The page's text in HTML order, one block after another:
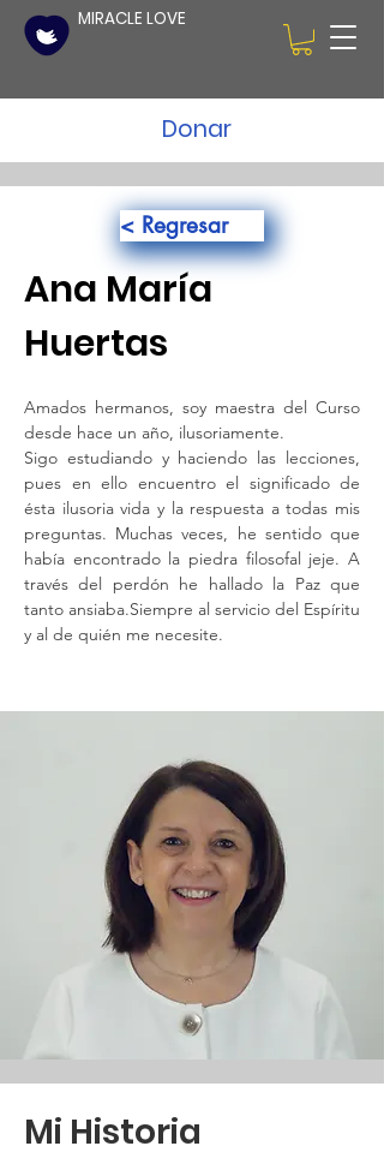
MIRACLE LOVE
Donar
< Regresar
Ana María
Huertas
Amados hermanos, soy maestra del Curso
desde hace un año, ilusoriamente.
Sigo estudiando y haciendo las lecciones,
pues en ello encuentro el significado de
ésta ilusoria vida y la respuesta a todas mis
preguntas. Muchas veces, he sentido que
había encontrado la piedra filosofal jeje. A
través del perdón he hallado la Paz que
tanto ansiaba.Siempre al servicio del Espíritu
y al de quién me necesite.
Mi Historia